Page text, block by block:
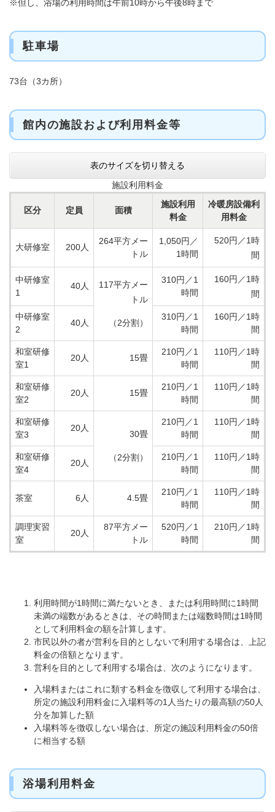
※但し、浴場の利用時間は午前10時から午後8時まで
駐車場
73台（3カ所）
館内の施設および利用料金等
表のサイズを切り替える
施設利用料金
区分 定員 面積
施設利用
料金
冷暖房設備利
用料金
大研修室 200人
264平方メー
トル
1,050円／
1時間
520円／1時
間
中研修室
1
40人
117平方メー
トル
（2分割）
310円／1
時間
160円／1時
間
中研修室
2
40人
310円／1
時間
160円／1時
間
和室研修
室1
20人 15畳
210円／1
時間
110円／1時
間
和室研修
室2
20人 15畳
210円／1
時間
110円／1時
間
和室研修
室3
20人
30畳
（2分割）
210円／1
時間
110円／1時
間
和室研修
室4
20人
210円／1
時間
110円／1時
間
茶室 6人 4.5畳
210円／1
時間
110円／1時
間
調理実習
室
20人
87平方メー
トル
520円／1
時間
210円／1時
間
利用時間が1時間に満たないとき、または利用時間に1時間
未満の端数があるときは、その時間または端数時間は1時間
として利用料金の額を計算します。
市民以外の者が営利を目的としないで利用する場合は、上記
料金の倍額となります。
営利を目的として利用する場合は、次のようになります。
入場料またはこれに類する料金を徴収して利用する場合は、
所定の施設利用料金に入場料等の1人当たりの最高額の50人
分を加算した額
入場料等を徴収しない場合は、所定の施設利用料金の50倍
に相当する額
浴場利用料金